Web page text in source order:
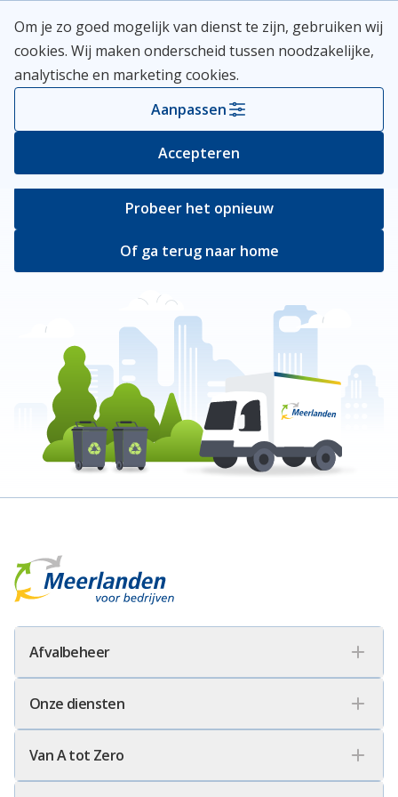
naar
inhoud
Meerlanden Logo
Open
Er ging iets mis
Bij het ophalen van de pagina ging er iets
verkeerd.
Probeer het opnieuw
Of ga terug naar home
Meerlanden Voor Bedrijven Logo
Afvalbeheer
Onze diensten
Van A tot Zero
Om je zo goed mogelijk van dienst te zijn, gebruiken wij
cookies. Wij maken onderscheid tussen noodzakelijke,
analytische en marketing cookies.
Aanpassen
Accepteren